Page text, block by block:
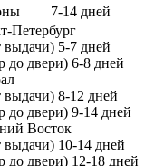
7-14 дней
Петербург
выдачи) 5-7 дней
до двери) 6-8 дней
выдачи) 8-12 дней
до двери) 9-14 дней
Восток
выдачи) 10-14 дней
до двери) 12-18 дней